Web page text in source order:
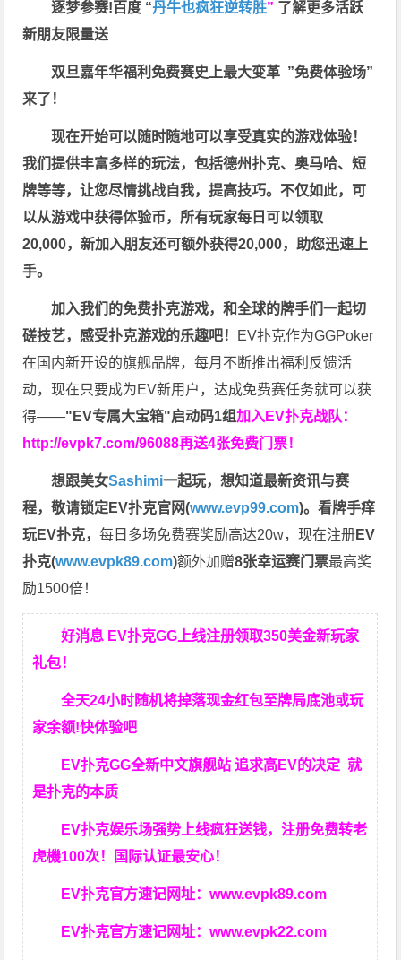
逐梦参赛!百度 “丹牛也疯狂逆转胜” 了解更多活跃
新朋友限量送
双旦嘉年华福利免费赛史上最大变革 ”免费体验场”
来了！
现在开始可以随时随地可以享受真实的游戏体验！
我们提供丰富多样的玩法，包括德州扑克、奥马哈、短
牌等等，让您尽情挑战自我，提高技巧。不仅如此， 可
以从游戏中获得体验币，所有玩家每日可以领取
20,000，新加入朋友还可额外获得20,000，助您迅速上
手。
加入我们的免费扑克游戏，和全球的牌手们一起切
磋技艺，感受扑克游戏的乐趣吧！ EV扑克作为GGPoker
在国内新开设的旗舰品牌，每月不断推出福利反馈活
动，现在只要成为EV新用户，达成免费赛任务就可以获
得——"EV专属大宝箱"启动码1组加入EV扑克战队：
http://evpk7.com/96088再送4张免费门票！
想跟美女Sashimi一起玩，想知道最新资讯与赛
程，敬请锁定EV扑克官网(www.evp99.com)。看牌手痒
玩EV扑克，每日多场免费赛奖励高达20w，现在注册EV
扑克(www.evpk89.com)额外加赠8张幸运赛门票最高奖
励1500倍！
好消息 EV扑克GG上线注册领取350美金新玩家
礼包！
全天24小时随机将掉落现金红包至牌局底池或玩
家余额!快体验吧
EV扑克GG全新中文旗舰站 追求高EV的决定就
是扑克的本质
EV扑克娱乐场强势上线疯狂送钱，注册免费转老
虎機100次！国际认证最安心！
EV扑克官方速记网址：www.evpk89.com
EV扑克官方速记网址：www.evpk22.com